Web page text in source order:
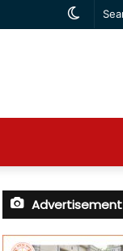
Switch
Advertisement